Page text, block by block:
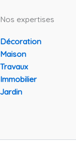
Nos expertises
Décoration
Maison
Travaux
Immobilier
Jardin